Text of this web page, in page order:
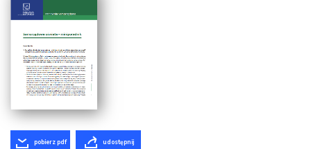
pobierz pdf udostępnij